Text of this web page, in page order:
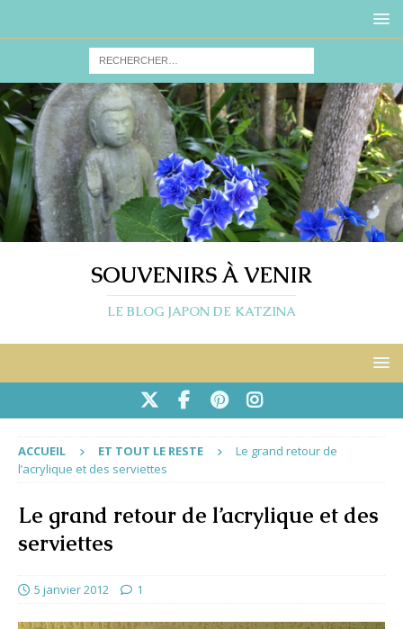
SOUVENIRS À VENIR
LE BLOG JAPON DE KATZINA
ACCUEIL ET TOUT LE RESTE
Le grand retour de
l’acrylique et des serviettes
Le grand retour de l’acrylique et des
serviettes
5 janvier 2012 1